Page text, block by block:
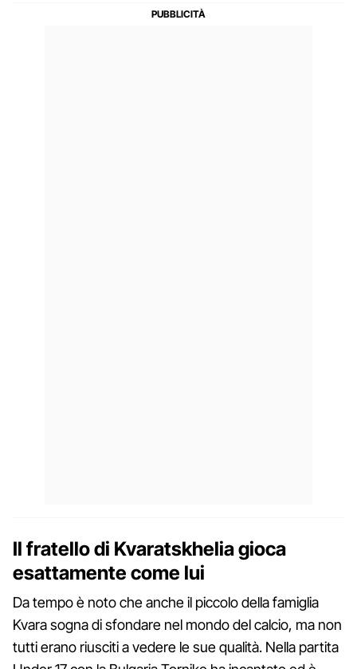
Il fratello di Kvaratskhelia gioca
esattamente come lui
Da tempo è noto che anche il piccolo della famiglia
Kvara sogna di sfondare nel mondo del calcio, ma non
tutti erano riusciti a vedere le sue qualità. Nella partita